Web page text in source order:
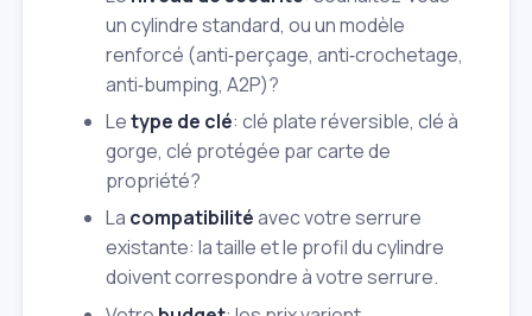
un cylindre standard, ou un modèle
renforcé (anti‑perçage, anti‑crochetage,
anti‑bumping, A2P)?
Letype de clé: clé plate réversible, clé à
gorge, clé protégée par carte de
propriété?
La compatibilitéavec votre serrure
existante: la taille et le profil du cylindre
doivent correspondre à votre serrure.